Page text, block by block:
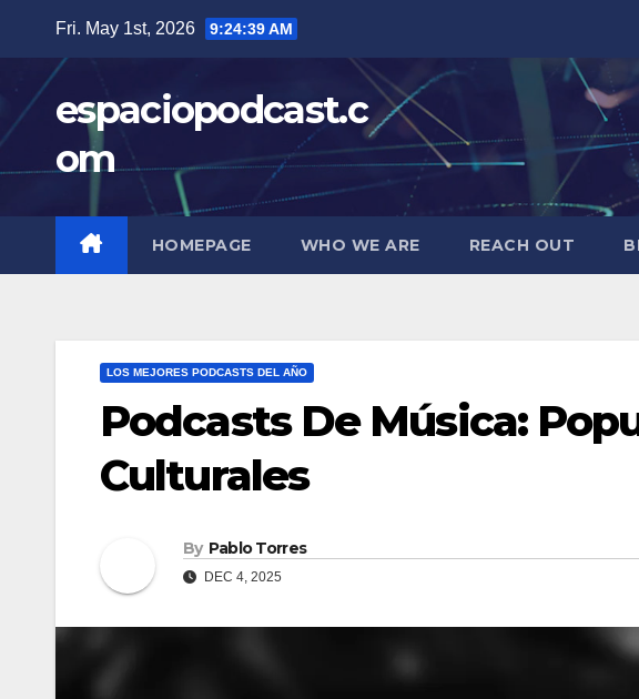
content
Fri. May 1st, 2026 9:24:40 AM
espaciopodcast.c
om
HOMEPAGE WHO WE ARE REACH OUT
LOS MEJORES PODCASTS DEL AÑO
Podcasts De Música:
Culturales
By Pablo Torres
DEC 4, 2025